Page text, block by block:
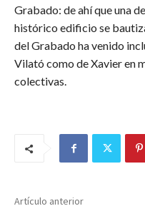
Grabado: de ahí que una
histórico edificio se
del Grabado ha venido
Vilató como de Xavier en
colectivas.
Artículo anterior